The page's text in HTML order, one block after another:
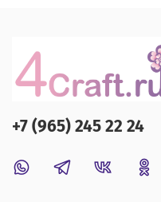
+7 (965) 245 22 24